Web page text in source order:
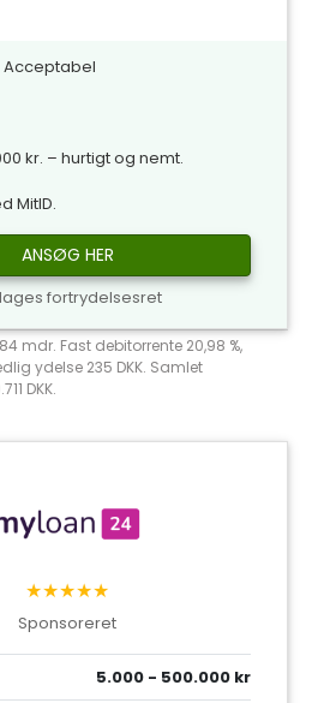
Acceptabel
kr. – hurtigt og nemt.
MitID.
ANSØG HER
fortrydelsesret
mdr. Fast debitorrente 20,98 %,
ydelse 235 DKK. Samlet
DKK.
★★★★★
Sponsoreret
5.000 - 500.000 kr